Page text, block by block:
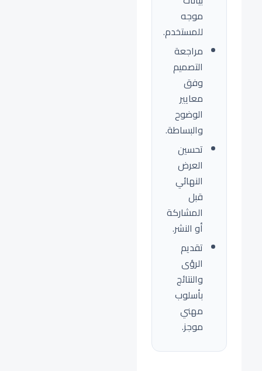
موجه
للمستخدم.
مراجعة
التصميم
وفق
معايير
الوضوح
والبساطة.
تحسين
العرض
النهائي
قبل
المشاركة
أو النشر.
تقديم
الرؤى
والنتائج
بأسلوب
مهني
موجز.